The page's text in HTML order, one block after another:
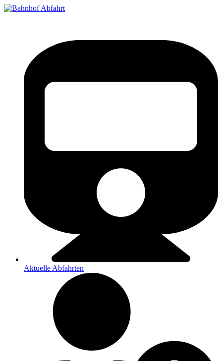
Aktuelle Abfahrten